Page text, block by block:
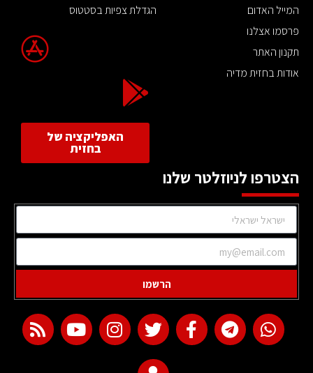
המייל האדום
פרסמו אצלנו
תקנון האתר
אודות בחזית מדיה
הגדלת צפיות בסטטוס
האפליקציה של
בחזית
הצטרפו לניוזלטר שלנו
הרשמו